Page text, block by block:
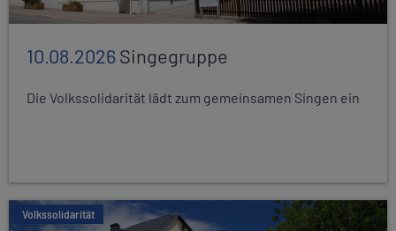
10.08.2026Singegruppe
Die Volkssolidarität lädt zum gemeinsamen Singen ein
Volkssolidarität